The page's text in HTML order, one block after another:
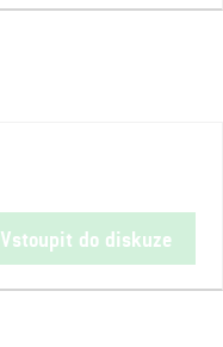
Vstoupit do diskuze